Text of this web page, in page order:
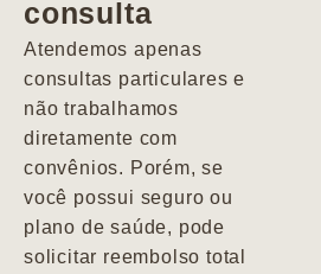
consulta
Atendemos apenas
consultas particulares e
não trabalhamos
diretamente com
convênios. Porém, se
você possui seguro ou
plano de saúde, pode
solicitar reembolso total